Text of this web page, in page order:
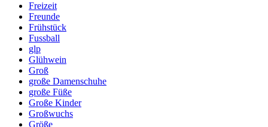
Freizeit
Freunde
Frühstück
Fussball
glp
Glühwein
Groß
große Damenschuhe
große Füße
Große Kinder
Großwuchs
Größe